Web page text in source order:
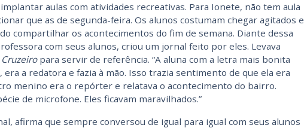
aulas com atividades recreativas. Para Ionete, não tem aula
que as de segunda-feira. Os alunos costumam chegar agitados e
compartilhar os acontecimentos do fim de semana. Diante dessa
com seus alunos, criou um jornal feito por eles. Levava
Cruzeiropara servir de referência. “A aluna com a letra mais bonita
era a redatora e fazia à mão. Isso trazia sentimento de que ela era
menino era o repórter e relatava o acontecimento do bairro.
de microfone. Eles ficavam maravilhados.”
afirma que sempre conversou de igual para igual com seus alunos